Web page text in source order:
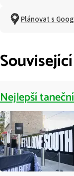
Plánovat s
Nejlepší